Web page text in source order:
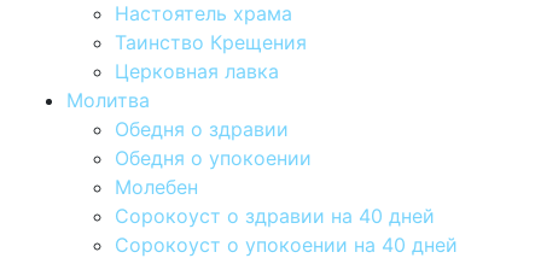
Настоятель храма
Таинство Крещения
Церковная лавка
Молитва
Обедня о здравии
Обедня о упокоении
Молебен
Сорокоуст о здравии на 40 дней
Сорокоуст о упокоении на 40 дней